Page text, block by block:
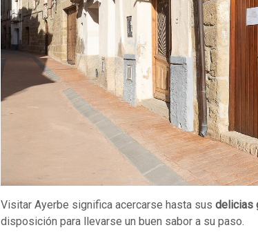
Visitar Ayerbe significa acercarse hasta sus delicias
disposición para llevarse un buen sabor a su paso.